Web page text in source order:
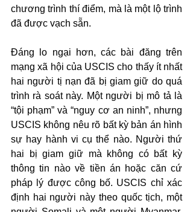
chương trình thí điểm, mà là một lộ trình
đã được vạch sẵn.
Đáng lo ngại hơn, các bài đăng trên
mạng xã hội của USCIS cho thấy ít nhất
hai người tị nạn đã bị giam giữ do quá
trình rà soát này. Một người bị mô tả là
“tội phạm” và “nguy cơ an ninh”, nhưng
USCIS không nêu rõ bất kỳ bản án hình
sự hay hành vi cụ thể nào. Người thứ
hai bị giam giữ mà không có bất kỳ
thông tin nào về tiền án hoặc căn cứ
pháp lý được công bố. USCIS chỉ xác
định hai người này theo quốc tịch, một